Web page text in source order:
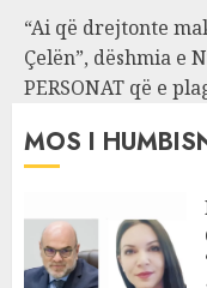
“Ai që drejtonte
Çelën”, dëshmia e
PERSONAT që e
MOS I